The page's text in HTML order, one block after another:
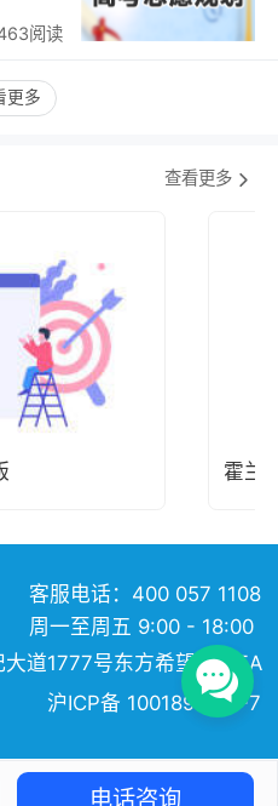
…阅读
更多
查看更多
霍兰
客服电话：400 057 1108
周一至周五 9:00 - 18:00
道1777号东方希望大厦5A
沪ICP备 10018957号-7
电话咨询